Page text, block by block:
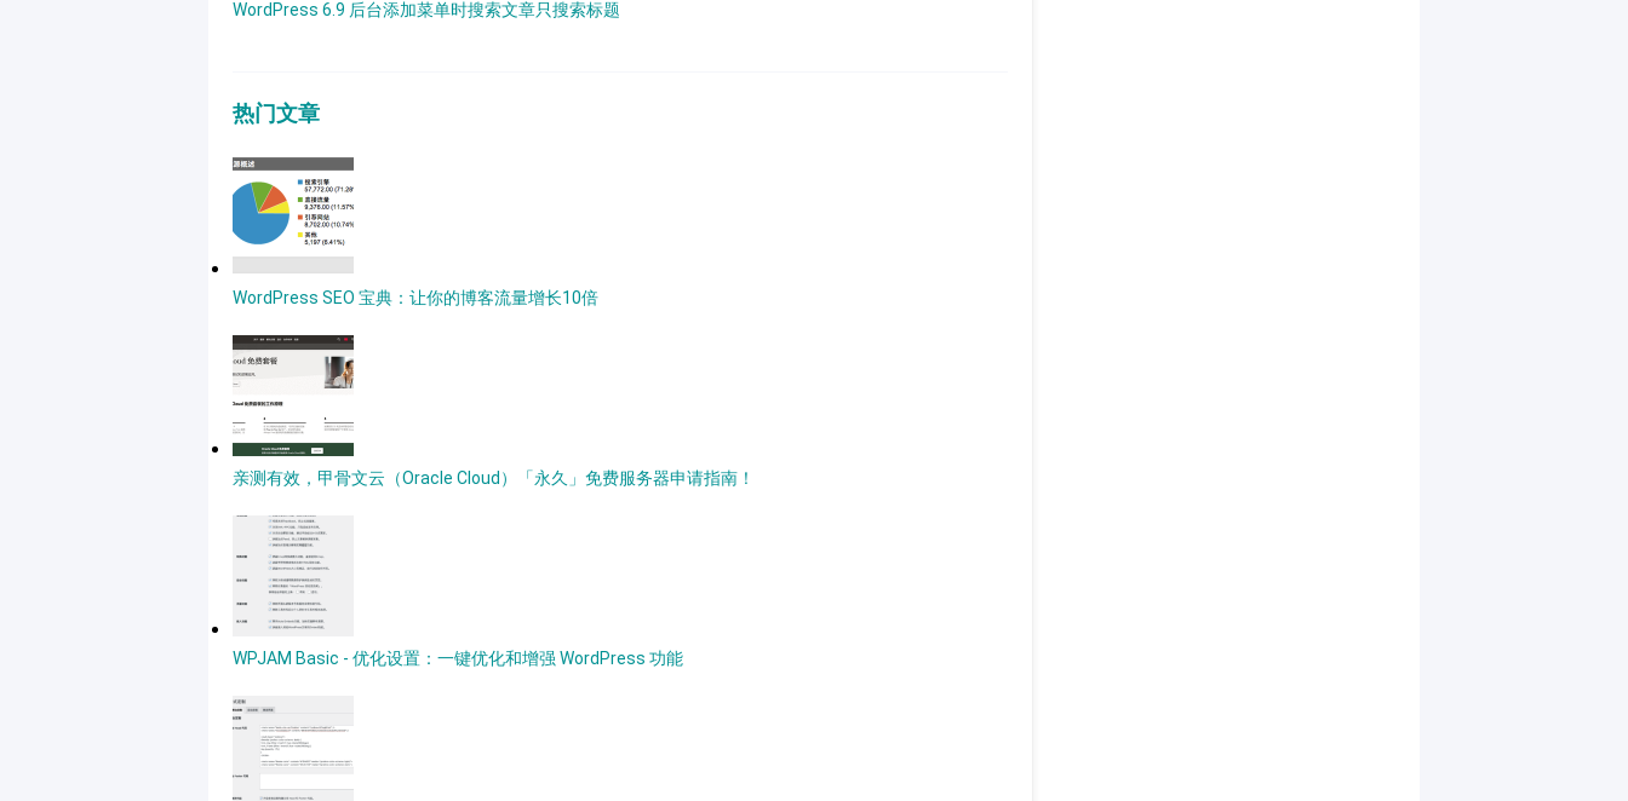
WordPress 6.9 后台添加菜单时搜索文章只搜索标题
热门文章
WordPress SEO 宝典：让你的博客流量增长10倍
亲测有效，甲骨文云（Oracle Cloud）「永久」免费服务器申请指南！
WPJAM Basic - 优化设置：一键优化和增强 WordPress 功能